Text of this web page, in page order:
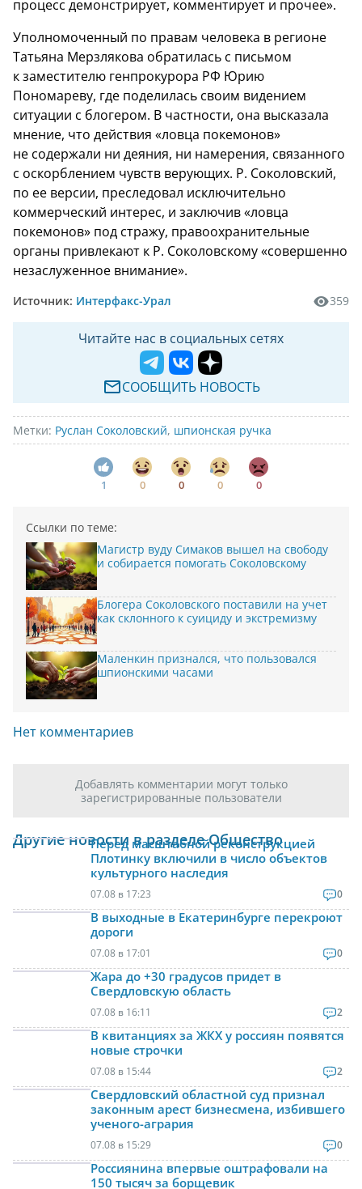
процесс демонстрирует, комментирует и прочее».
Уполномоченный по правам человека в регионе
Татьяна Мерзлякова обратилась с письмом
к заместителю генпрокурора РФ Юрию
Пономареву, где поделилась своим видением
ситуации с блогером. В частности, она высказала
мнение, что действия «ловца покемонов»
не содержали ни деяния, ни намерения, связанного
с оскорблением чувств верующих. Р. Соколовский,
по ее версии, преследовал исключительно
коммерческий интерес, и заключив «ловца
покемонов» под стражу, правоохранительные
органы привлекают к Р. Соколовскому «совершенно
незаслуженное внимание».
Источник: Интерфакс-Урал 359
Читайте нас в социальных сетях
СООБЩИТЬ НОВОСТЬ
Метки: Руслан Соколовский, шпионская ручка
1 0 0 0 0
Ссылки по теме:
Магистр вуду Симаков вышел на свободу
и собирается помогать Соколовскому
Блогера Соколовского поставили на учет
как склонного к суициду и экстремизму
Маленкин признался, что пользовался
шпионскими часами
Нет комментариев
Добавлять комментарии могут только
зарегистрированные пользователи
Другие новости в разделе Общество
Перед масштабной реконструкцией
Плотинку включили в число объектов
культурного наследия
07.08 в 17:23 0
В выходные в Екатеринбурге перекроют
дороги
07.08 в 17:01 0
Жара до +30 градусов придет в
Свердловскую область
07.08 в 16:11 2
В квитанциях за ЖКХ у россиян появятся
новые строчки
07.08 в 15:44 2
Свердловский областной суд признал
законным арест бизнесмена, избившего
ученого-агрария
07.08 в 15:29 0
Россиянина впервые оштрафовали на
150 тысяч за борщевик